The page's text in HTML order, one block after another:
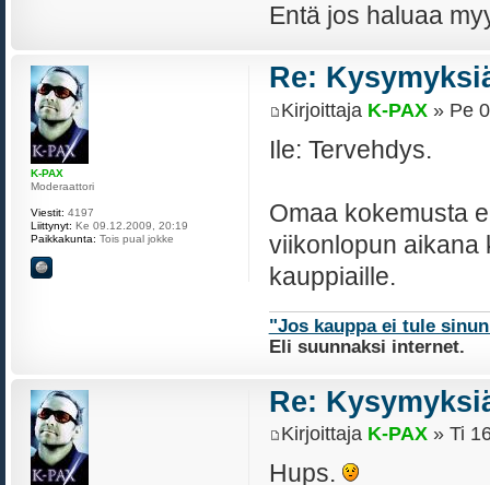
Entä jos haluaa
Re:
Kirjoittaja K-PAX» Pe
Ile: Tervehdys.
Omaa kokemusta
viikonlopun aikana
kauppiaille.
"Jos kauppa ei tule
Eli suunnaksi internet.
K-PAX
Moderaattori
Viestit: 4197
Liittynyt: Ke 09.12.2009, 20:19
Paikkakunta: Tois pual jokke
Re:
Kirjoittaja K-PAX» Ti
Hups.